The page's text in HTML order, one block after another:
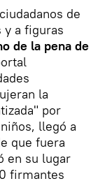
de
y a figuras
de la pena de
la
por
llegó a
que fuera
en su lugar
firmantes